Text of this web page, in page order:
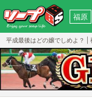
福原
平成最後はどの嬢でしめよ？ |